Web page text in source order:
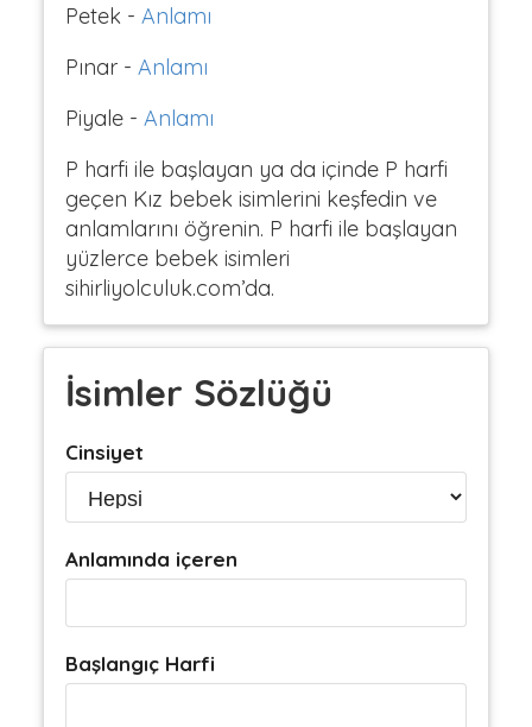
Petek - Anlamı
Pınar - Anlamı
Piyale - Anlamı
P harfi ile başlayan ya da içinde P harfi
geçen Kız bebek isimlerini keşfedin ve
anlamlarını öğrenin. P harfi ile başlayan
yüzlerce bebek isimleri
sihirliyolculuk.com’da.
İsimler Sözlüğü
Cinsiyet
Anlamında içeren
Başlangıç Harfi